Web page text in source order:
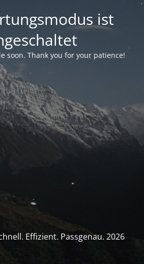
ist
soon. Thank you for your patience!
Effizient. Passgenau. 2026